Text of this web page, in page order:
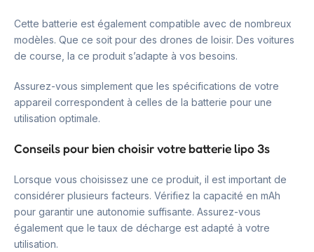
Cette batterie est également compatible avec de nombreux
modèles. Que ce soit pour des drones de loisir. Des voitures
de course, la ce produit s’adapte à vos besoins.
Assurez-vous simplement que les spécifications de votre
appareil correspondent à celles de la batterie pour une
utilisation optimale.
Conseils pour bien choisir votre batterie lipo 3s
Lorsque vous choisissez une ce produit, il est important de
considérer plusieurs facteurs. Vérifiez la capacité en mAh
pour garantir une autonomie suffisante. Assurez-vous
également que le taux de décharge est adapté à votre
utilisation.